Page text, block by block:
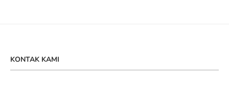
KONTAK KAMI